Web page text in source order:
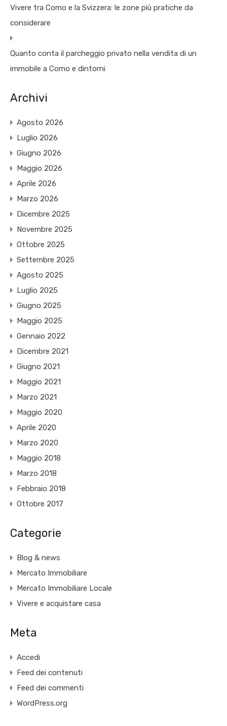
Vivere tra Como e la Svizzera: le zone più pratiche da
considerare
Quanto conta il parcheggio privato nella vendita di un
immobile a Como e dintorni
Archivi
Agosto 2026
Luglio 2026
Giugno 2026
Maggio 2026
Aprile 2026
Marzo 2026
Dicembre 2025
Novembre 2025
Ottobre 2025
Settembre 2025
Agosto 2025
Luglio 2025
Giugno 2025
Maggio 2025
Gennaio 2022
Dicembre 2021
Giugno 2021
Maggio 2021
Marzo 2021
Maggio 2020
Aprile 2020
Marzo 2020
Maggio 2018
Marzo 2018
Febbraio 2018
Ottobre 2017
Categorie
Blog & news
Mercato Immobiliare
Mercato Immobiliare Locale
Vivere e acquistare casa
Meta
Accedi
Feed dei contenuti
Feed dei commenti
WordPress.org